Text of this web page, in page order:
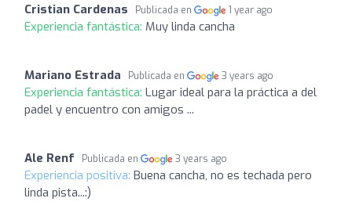
Cristian Cardenas Publicada en 1 year ago
Experiencia fantástica: Muy linda cancha
Mariano Estrada Publicada en 3 years ago
Experiencia fantástica: Lugar ideal para la práctica a del
padel y encuentro con amigos ...
Ale Renf Publicada en 3 years ago
Experiencia positiva: Buena cancha, no es techada pero
linda pista...:)